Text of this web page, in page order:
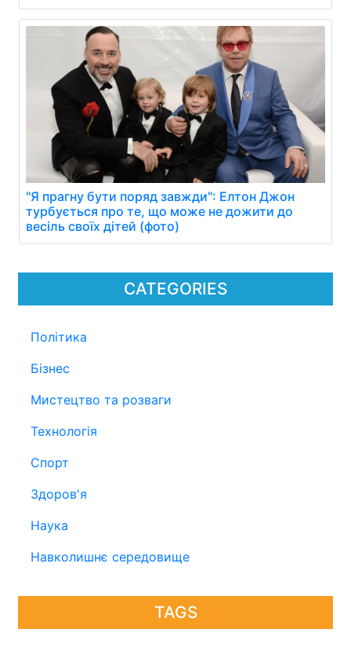
CATEGORIES
Політика
Бізнес
Мистецтво та розваги
Технологія
Спорт
Здоров'я
Наука
Навколишнє середовище
TAGS
"Я прагну бути поряд завжди": Елтон Джон
турбується про те, що може не дожити до
весіль своїх дітей (фото)